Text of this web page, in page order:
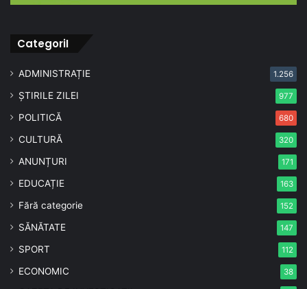
CategoriI
ADMINISTRAȚIE 1.256
ȘTIRILE ZILEI 977
POLITICĂ 680
CULTURĂ 320
ANUNȚURI 171
EDUCAȚIE 163
Fără categorie 152
SĂNĂTATE 147
SPORT 112
ECONOMIC 38